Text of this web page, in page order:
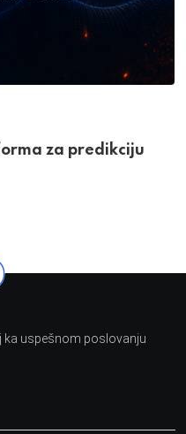
za predikciju
ka uspešnom poslovanju